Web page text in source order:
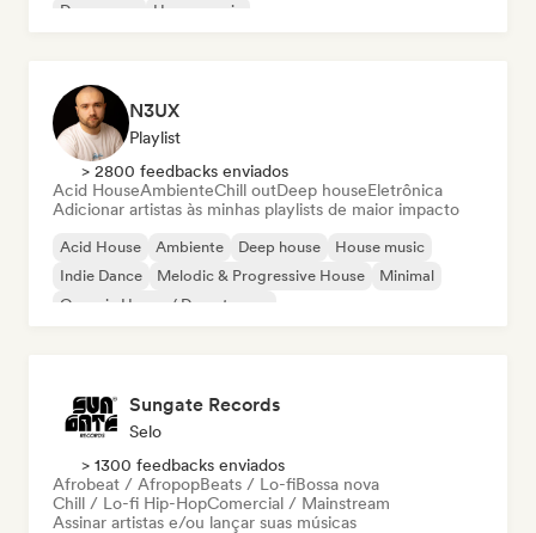
Dream pop
House music
N3UX
Playlist
> 2800 feedbacks enviados
Acid HouseAmbienteChill outDeep houseEletrônica
Adicionar artistas às minhas playlists de maior impacto
Acid House Ambiente Deep house
House music
Indie Dance
Melodic & Progressive House
Minimal
Organic House / Downtempo
Sungate Records
Selo
> 1300 feedbacks enviados
Afrobeat / AfropopBeats / Lo-fiBossa nova
Chill / Lo-fi Hip-HopComercial / Mainstream
Assinar artistas e/ou lançar suas músicas